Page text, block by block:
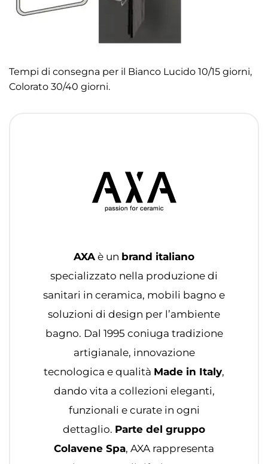
Tempi di consegna per il Bianco Lucido 10/15 giorni,
Colorato 30/40 giorni.
AXA è un brand italiano
specializzato nella produzione di
sanitari in ceramica, mobili bagno e
soluzioni di design per l’ambiente
bagno. Dal 1995 coniuga tradizione
artigianale, innovazione
tecnologica e qualità Made in Italy,
dando vita a collezioni eleganti,
funzionali e curate in ogni
dettaglio. Parte del gruppo
Colavene Spa, AXA rappresenta